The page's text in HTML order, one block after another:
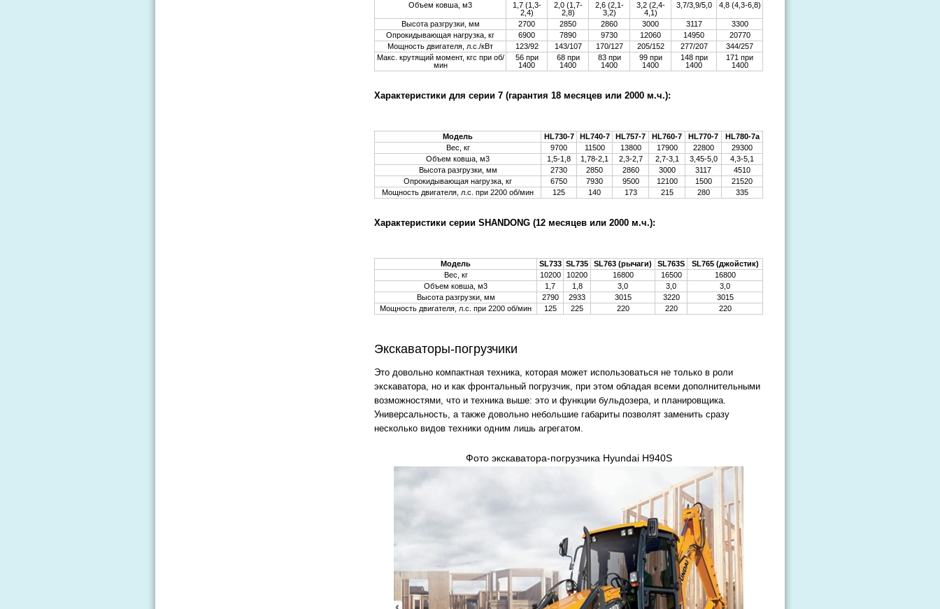
Объем ковша, м3
1,7 (1,3-
2,4)
2,0 (1,7-
2,8)
2,6 (2,1-
3,2)
3,2 (2,4-
4,1)
3,7/3,9/5,0 4,8 (4,3-6,8)
Высота разгрузки, мм 2700 2850 2860 3000 3117
3300
Опрокидывающая нагрузка, кг
6900 7890 9730 12060 14950
20770
Мощность двигателя, л.с./кВт
123/92 143/107 170/127 205/152 277/207
344/257
Макс. крутящий момент, кгс при об/
мин
56 при
1400
68 при
1400
83 при
1400
99 при
1400
148 при
1400
171 при
1400
Характеристики для серии 7 (гарантия 18 месяцев или 2000 м.ч.):
Модель HL730-7 HL740-7 HL757-7 HL760-7 HL770-7
HL780-7a
Вес, кг
9700 11500 13800 17900 22800
29300
Объем ковша, м3
1,5-1,8 1,78-2,1 2,3-2,7 2,7-3,1 3,45-5,0
4,3-5,1
Высота разгрузки, мм
2730 2850 2860 3000 3117
4510
Опрокидывающая нагрузка, кг
6750 7930 9500 12100 1500
21520
Мощность двигателя, л.с. при 2200 об/мин
125 140 173 215 280 335
Характеристики серии SHANDONG (12 месяцев или 2000 м.ч.):
Модель SL733 SL735 SL763 (рычаги) SL763S
SL765 (джойстик)
Вес, кг
10200 10200 16800 16500
16800
Объем ковша, м3
1,7 1,8 3,0 3,0
3,0
Высота разгрузки, мм
2790 2933 3015 3220
3015
Мощность двигателя, л.с. при 2200 об/мин
125 225 220 220 220
Экскаваторы-погрузчики
Это довольно компактная техника, которая может использоваться не только в роли
экскаватора, но и как фронтальный погрузчик, при этом обладая всеми дополнительными
возможностями, что и техника выше: это и функции бульдозера, и планировщика.
Универсальность, а также довольно небольшие габариты позволят заменить сразу
несколько видов техники одним лишь агрегатом.
Фото экскаватора-погрузчика Hyundai H940S